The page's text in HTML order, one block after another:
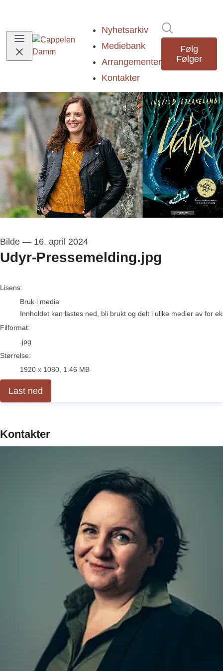
Nyhetsarkiv
Mediebank
Arrangementer
Kontakter
Følg
Følger
Bilde — 16. april 2024
Udyr-Pressemelding.jpg
go to media item
Lisens:
Bruk i media
Innholdet kan lastes ned, bli brukt og delt i ulike medier av for
Filformat:
.jpg
Størrelse:
1920 x 1080, 1.46 MB
Last ned
Kontakter